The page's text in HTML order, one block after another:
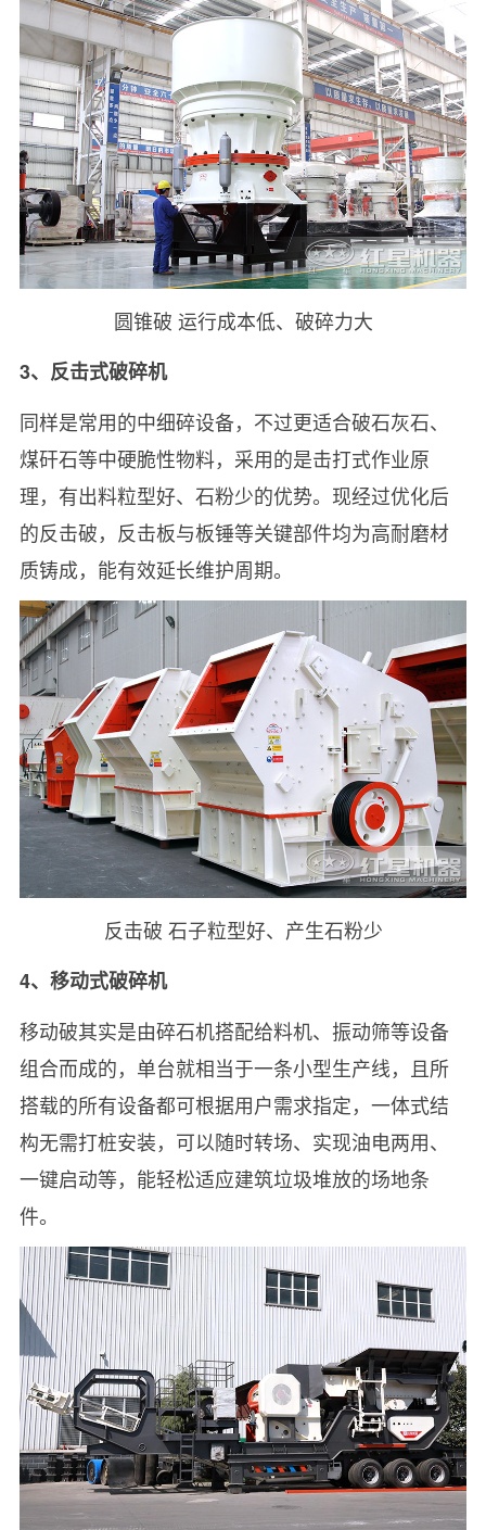
圆锥破 运行成本低、破碎力大
3、反击式破碎机
同样是常用的中细碎设备，不过更适合破石灰石、
煤矸石等中硬脆性物料，采用的是击打式作业原
理，有出料粒型好、石粉少的优势。现经过优化后
的反击破，反击板与板锤等关键部件均为高耐磨材
质铸成，能有效延长维护周期。
反击破 石子粒型好、产生石粉少
4、移动式破碎机
移动破其实是由碎石机搭配给料机、振动筛等设备
组合而成的，单台就相当于一条小型生产线，且所
搭载的所有设备都可根据用户需求指定，一体式结
构无需打桩安装，可以随时转场、实现油电两用、
一键启动等，能轻松适应建筑垃圾堆放的场地条
件。